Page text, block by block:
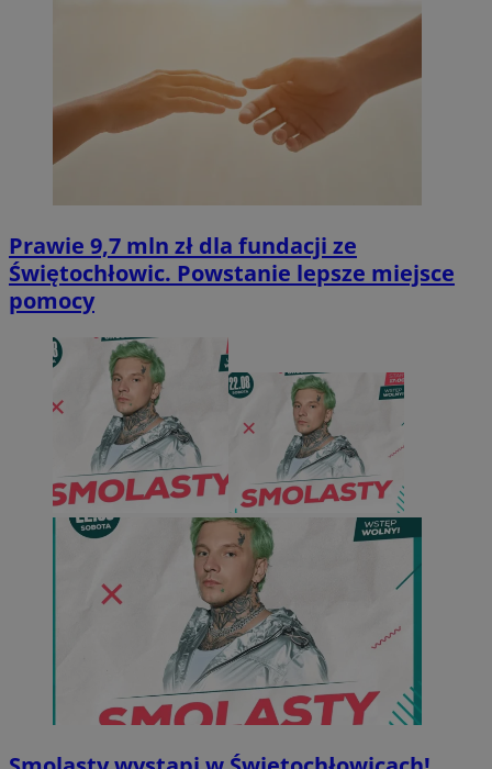
Prawie 9,7 mln zł dla fundacji ze
Świętochłowic. Powstanie lepsze miejsce
pomocy